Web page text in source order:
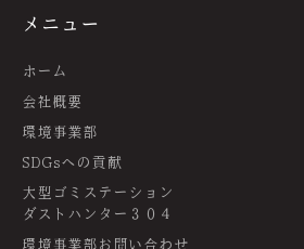
メニュー
ホーム
会社概要
環境事業部
SDGsへの貢献
大型ゴミステーション
ダストハンター３０４
環境事業部お問い合わせ